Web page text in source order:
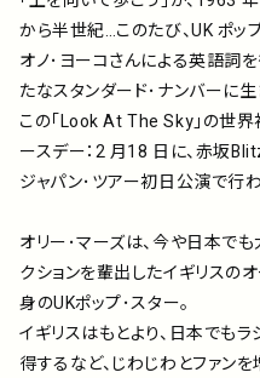
お問い合わせ
から半世紀…このたび、UK ポッ
オノ･ヨーコさんによる英語詞
たなスタンダード･ナンバーに生
この｢Look At The Sky｣の世界
ースデー：2 月18 日に、赤坂
ジャパン･ツアー初日公演で行わ
オリー･マーズは、今や日本で
クションを輩出したイギリスの
身のUKポップ･スター。
イギリスはもとより、日本でも
得するなど、じわじわとファン